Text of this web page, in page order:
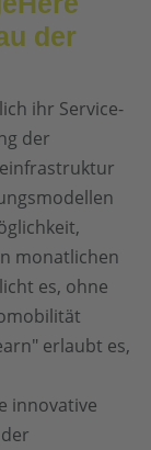
der
ihr Service-
der
monatlichen
es, ohne
erlaubt es,
innovative